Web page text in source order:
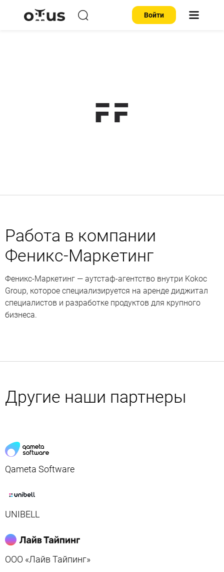
Войти
Работа в компании
Феникс-Маркетинг
Феникс-Маркетинг — аутстаф-агентство внутри Kokoc
Group, которое специализируется на аренде диджитал
специалистов и разработке продуктов для крупного
бизнеса.
Другие наши партнеры
Qameta Software
UNIBELL
ООО «Лайв Тайпинг»